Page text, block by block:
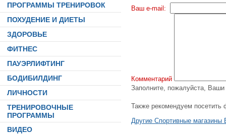
ПРОГРАММЫ ТРЕНИРОВОК
ПОХУДЕНИЕ И ДИЕТЫ
ЗДОРОВЬЕ
ФИТНЕС
ПАУЭРЛИФТИНГ
БОДИБИЛДИНГ
ЛИЧНОСТИ
ТРЕНИРОВОЧНЫЕ
ПРОГРАММЫ
ВИДЕО
Ваш e-mail:
Комментарий
Заполните, пожалуйста, Ваши
Также рекомендуем посетить
Другие Спортивные магазины